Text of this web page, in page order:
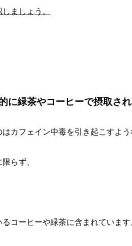
ましょう。
に緑茶やコーヒーで摂取さ
はカフェイン中毒を引き起こすよ
らず、
コーヒーや緑茶に含まれています